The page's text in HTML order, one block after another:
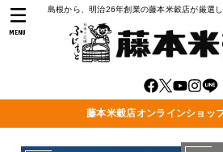
島根から、明治26年創業の藤本米穀店が厳選
MENU
藤本米穀店オンラインショッ